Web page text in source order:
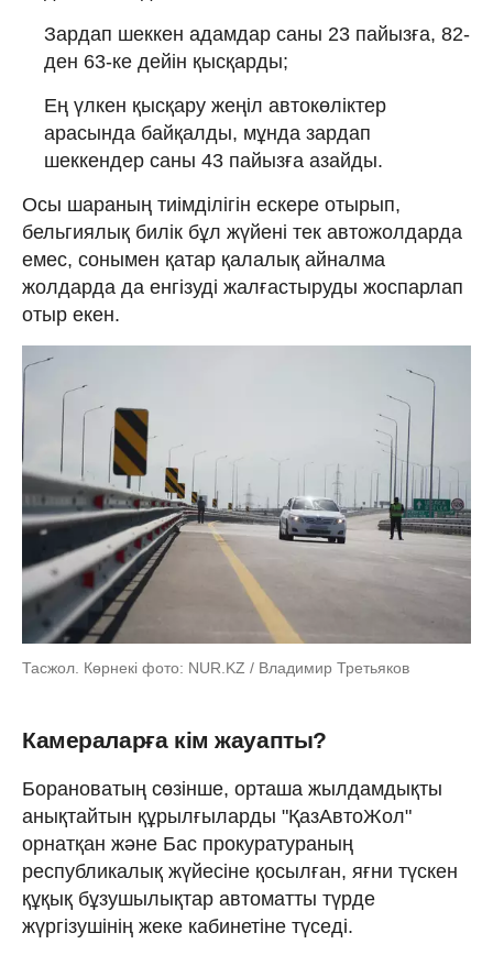
Зардап шеккен адамдар саны 23 пайызға, 82-
ден 63-ке дейін қысқарды;
Ең үлкен қысқару жеңіл автокөліктер
арасында байқалды, мұнда зардап
шеккендер саны 43 пайызға азайды.
Осы шараның тиімділігін ескере отырып,
бельгиялық билік бұл жүйені тек автожолдарда
емес, сонымен қатар қалалық айналма
жолдарда да енгізуді жалғастыруды жоспарлап
отыр екен.
Тасжол. Көрнекі фото: NUR.KZ / Владимир Третьяков
Камераларға кім жауапты?
Борановатың сөзінше, орташа жылдамдықты
анықтайтын құрылғыларды "ҚазАвтоЖол"
орнатқан және Бас прокуратураның
республикалық жүйесіне қосылған, яғни түскен
құқық бұзушылықтар автоматты түрде
жүргізушінің жеке кабинетіне түседі.